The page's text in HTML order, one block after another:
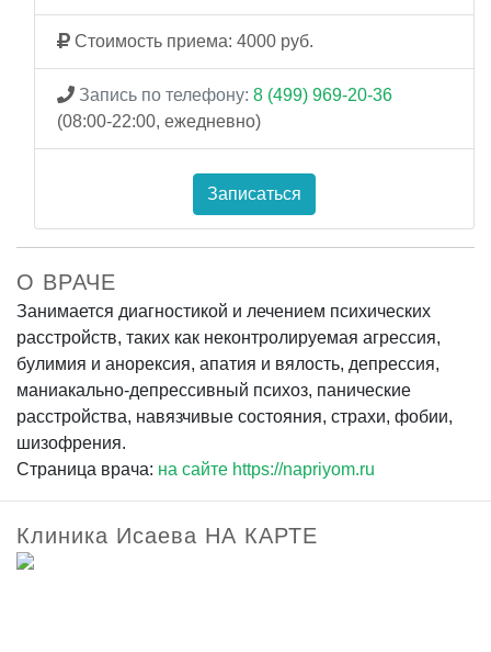
Стоимость приема: 4000 руб.
Запись по телефону: 8 (499) 969-20-36
(08:00-22:00, ежедневно)
Записаться
О ВРАЧЕ
Занимается диагностикой и лечением психических
расстройств, таких как неконтролируемая агрессия,
булимия и анорексия, апатия и вялость, депрессия,
маниакально-депрессивный психоз, панические
расстройства, навязчивые состояния, страхи, фобии,
шизофрения.
Страница врача: на сайте https://napriyom.ru
Клиника Исаева НА КАРТЕ